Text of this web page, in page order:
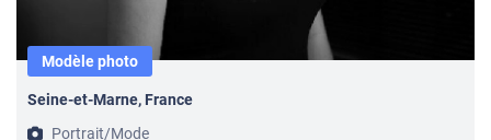
Modèle photo
Seine-et-Marne, France
Portrait/Mode